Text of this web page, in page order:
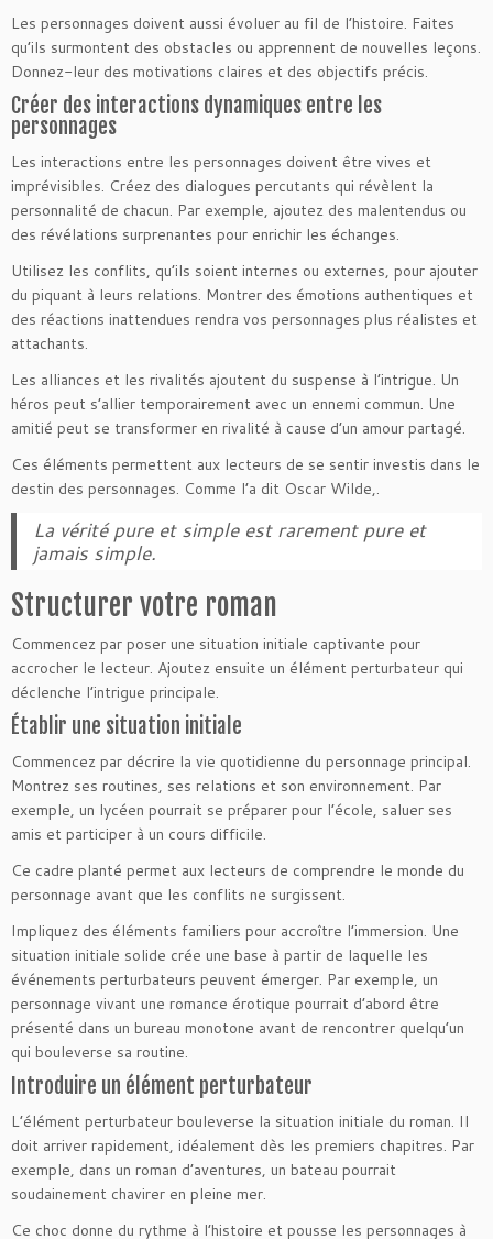
Les personnages doivent aussi évoluer au fil de l’histoire. Faites
qu’ils surmontent des obstacles ou apprennent de nouvelles leçons.
Donnez-leur des motivations claires et des objectifs précis.
Créer des interactions dynamiques entre les
personnages
Les interactions entre les personnages doivent être vives et
imprévisibles. Créez des dialogues percutants qui révèlent la
personnalité de chacun. Par exemple, ajoutez des malentendus ou
des révélations surprenantes pour enrichir les échanges.
Utilisez les conflits, qu’ils soient internes ou externes, pour ajouter
du piquant à leurs relations. Montrer des émotions authentiques et
des réactions inattendues rendra vos personnages plus réalistes et
attachants.
Les alliances et les rivalités ajoutent du suspense à l’intrigue. Un
héros peut s’allier temporairement avec un ennemi commun. Une
amitié peut se transformer en rivalité à cause d’un amour partagé.
Ces éléments permettent aux lecteurs de se sentir investis dans le
destin des personnages. Comme l’a dit Oscar Wilde,.
La vérité pure et simple est rarement pure et
jamais simple.
Structurer votre roman
Commencez par poser une situation initiale captivante pour
accrocher le lecteur. Ajoutez ensuite un élément perturbateur qui
déclenche l’intrigue principale.
Établir une situation initiale
Commencez par décrire la vie quotidienne du personnage principal.
Montrez ses routines, ses relations et son environnement. Par
exemple, un lycéen pourrait se préparer pour l’école, saluer ses
amis et participer à un cours difficile.
Ce cadre planté permet aux lecteurs de comprendre le monde du
personnage avant que les conflits ne surgissent.
Impliquez des éléments familiers pour accroître l’immersion. Une
situation initiale solide crée une base à partir de laquelle les
événements perturbateurs peuvent émerger. Par exemple, un
personnage vivant une romance érotique pourrait d’abord être
présenté dans un bureau monotone avant de rencontrer quelqu’un
qui bouleverse sa routine.
Introduire un élément perturbateur
L’élément perturbateur bouleverse la situation initiale du roman. Il
doit arriver rapidement, idéalement dès les premiers chapitres. Par
exemple, dans un roman d’aventures, un bateau pourrait
soudainement chavirer en pleine mer.
Ce choc donne du rythme à l’histoire et pousse les personnages à